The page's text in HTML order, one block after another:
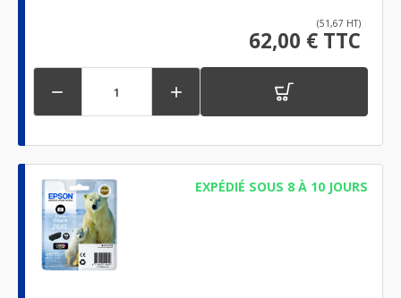
(51,67 HT)
62,00 € TTC
 
EXPÉDIÉ SOUS 8 À 10 JOURS